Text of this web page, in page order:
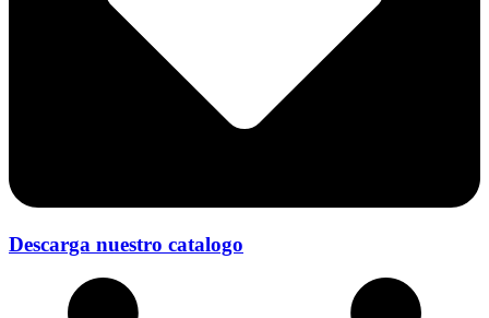
Descarga nuestro catalogo